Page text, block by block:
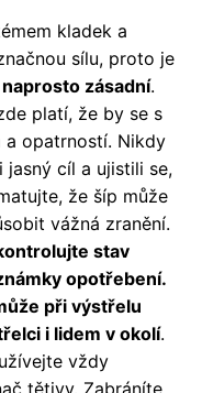
kladek a
sílu, proto je
zásadní.
platí, že by se s
a opatrností. Nikdy
jasný cíl a ujistili se,
že šíp může
vážná zranění.
stav
opotřebení.
při výstřelu
i lidem v okolí.
vždy
tětivy. Zabráníte